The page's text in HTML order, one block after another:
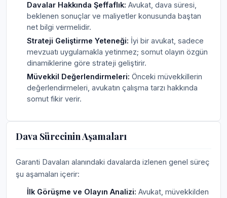
Davalar Hakkında Şeffaflık: Avukat, dava süresi,
beklenen sonuçlar ve maliyetler konusunda baştan
net bilgi vermelidir.
Strateji Geliştirme Yeteneği: İyi bir avukat, sadece
mevzuatı uygulamakla yetinmez; somut olayın özgün
dinamiklerine göre strateji geliştirir.
Müvekkil Değerlendirmeleri: Önceki müvekkillerin
değerlendirmeleri, avukatın çalışma tarzı hakkında
somut fikir verir.
Dava Sürecinin Aşamaları
Garanti Davaları alanındaki davalarda izlenen genel süreç
şu aşamaları içerir:
İlk Görüşme ve Olayın Analizi: Avukat, müvekkilden